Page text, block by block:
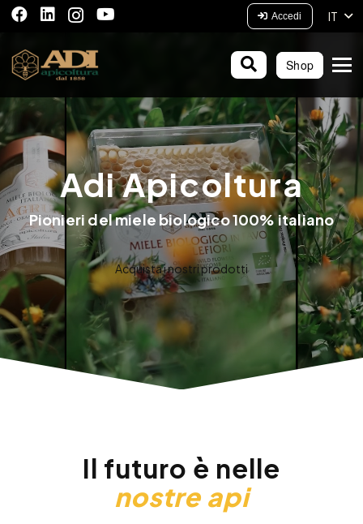
Accedi IT
Shop
Adi Apicoltura
Pionieri del miele biologico 100% italiano
Acquista i nostri prodotti
Il futuro è nelle
nostre api